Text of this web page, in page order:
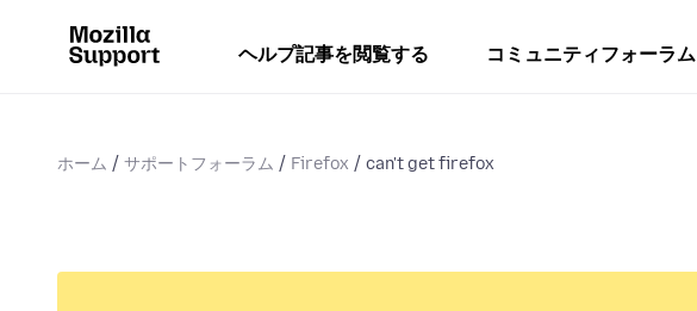
ヘルプ記事を閲覧する コミュニティフォーラム
ホーム サポートフォーラム Firefox can't get firefox